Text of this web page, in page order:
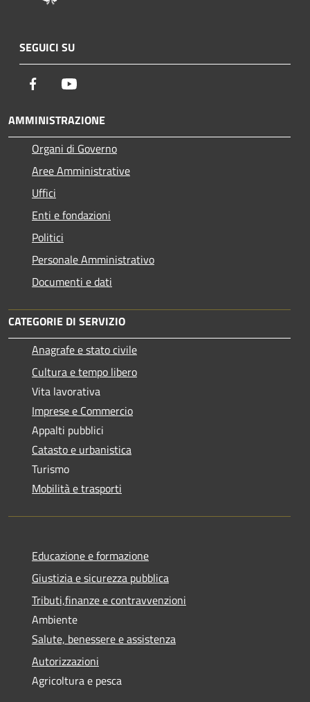
SEGUICI SU
Facebook
AMMINISTRAZIONE
Organi di Governo
Aree Amministrative
Uffici
Enti e fondazioni
Politici
Personale Amministrativo
Documenti e dati
CATEGORIE DI SERVIZIO
Anagrafe e stato civile
Cultura e tempo libero
Vita lavorativa
Imprese e Commercio
Appalti pubblici
Catasto e urbanistica
Turismo
Mobilità e trasporti
Educazione e formazione
Giustizia e sicurezza pubblica
Tributi,finanze e contravvenzioni
Ambiente
Salute, benessere e assistenza
Autorizzazioni
Agricoltura e pesca